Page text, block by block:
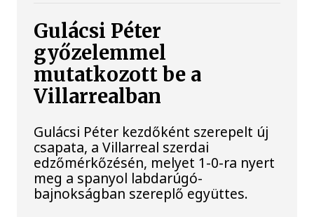
Gulácsi Péter
győzelemmel
mutatkozott be a
Villarrealban
Gulácsi Péter kezdőként szerepelt új
csapata, a Villarreal szerdai
edzőmérkőzésén, melyet 1-0-ra nyert
meg a spanyol labdarúgó-
bajnokságban szereplő együttes.